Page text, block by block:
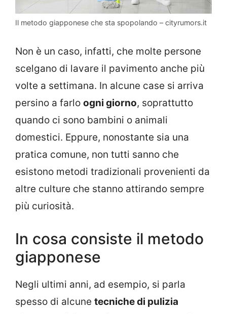
Il metodo giapponese che sta spopolando – cityrumors.it
Non è un caso, infatti, che molte persone
scelgano di lavare il pavimento anche più
volte a settimana. In alcune case si arriva
persino a farlo ogni giorno, soprattutto
quando ci sono bambini o animali
domestici. Eppure, nonostante sia una
pratica comune, non tutti sanno che
esistono metodi tradizionali provenienti da
altre culture che stanno attirando sempre
più curiosità.
In cosa consiste il metodo
giapponese
Negli ultimi anni, ad esempio, si parla
spesso di alcune tecniche di pulizia